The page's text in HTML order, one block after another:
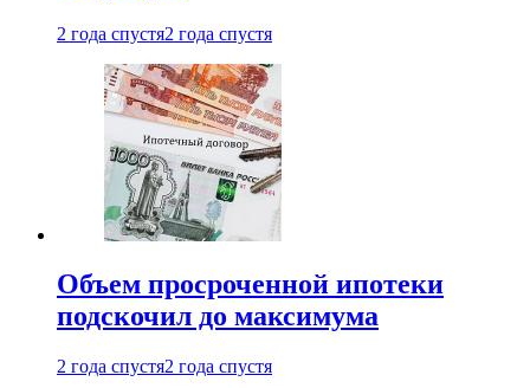
2 года спустя2 года спустя
Объем просроченной ипотеки
подскочил до максимума
2 года спустя2 года спустя